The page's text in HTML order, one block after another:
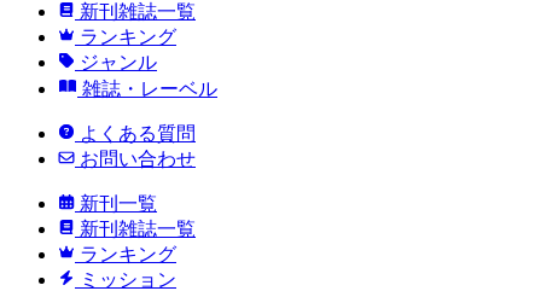
新刊雑誌一覧
ランキング
ジャンル
雑誌・レーベル
よくある質問
お問い合わせ
新刊一覧
新刊雑誌一覧
ランキング
ミッション